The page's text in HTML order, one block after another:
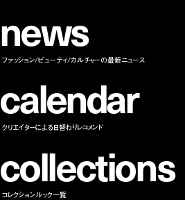
news
ファッション/ビューティ/カルチャーの最新ニュース
calendar
クリエイターによる日替わりレコメンド
collections
コレクションルック一覧